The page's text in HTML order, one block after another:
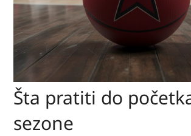
Šta pratiti do
sezone